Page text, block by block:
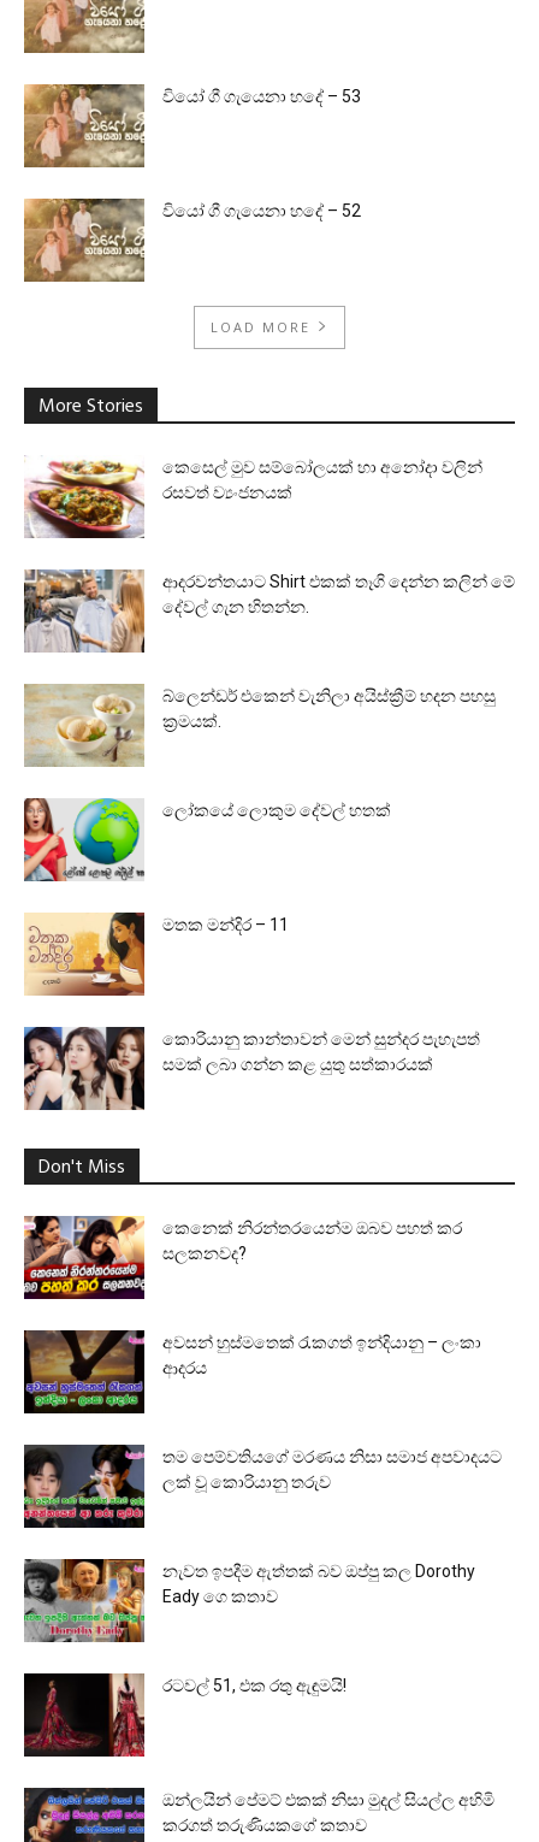
වියෝ ගී ගැයෙනා හදේ – 53
වියෝ ගී ගැයෙනා හදේ – 52
LOAD MORE
More Stories
කෙසෙල් මුව සම්බෝලයක් හා අනෝදා වලින්
රසවත් ව්‍යංජනයක්
ආදරවන්තයාට Shirt එකක් තෑගි දෙන්න කලින් මේ
දේවල් ගැන හිතන්න.
බ්ලෙන්ඩර් එකෙන් වැනිලා අයිස්ක්‍රීම් හදන පහසු
ක්‍රමයක්.
ලෝකයේ ලොකුම දේවල් හතක්
මතක මන්දිර – 11
කොරියානු කාන්තාවන් මෙන් සුන්දර පැහැපත්
සමක් ලබා ගන්න කළ යුතු සත්කාරයක්
Don't Miss
කෙනෙක් නිරන්තරයෙන්ම ඔබව පහත් කර
සලකනවද?
අවසන් හුස්මතෙක් රැකගත් ඉන්දියානු – ලංකා
ආදරය
තම පෙම්වතියගේ මරණය නිසා සමාජ අපවාදයට
ලක් වූ කොරියානු තරුව
නැවත ඉපදීම ඇත්තක් බව ඔප්පු කල Dorothy
Eady ගෙ කතාව
රටවල් 51, එක රතු ඇඳුමයි!
ඔන්ලයින් පේමට් එකක් නිසා මුදල් සියල්ල අහිමි
කරගත් තරුණියකගේ කතාව